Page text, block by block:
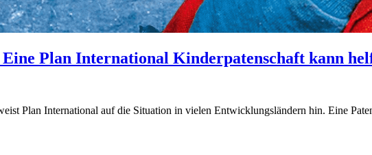
Eine Plan International Kinderpatenschaft kann
Plan International auf die Situation in vielen Entwicklungsländern hin. Eine